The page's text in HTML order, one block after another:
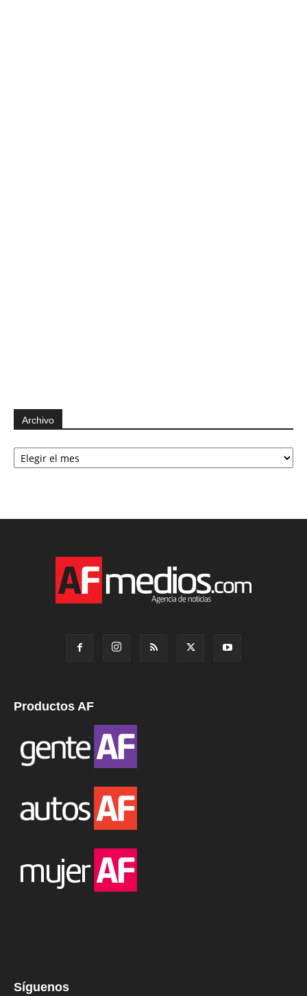
Archivo
Archivo
Productos AF
Síguenos